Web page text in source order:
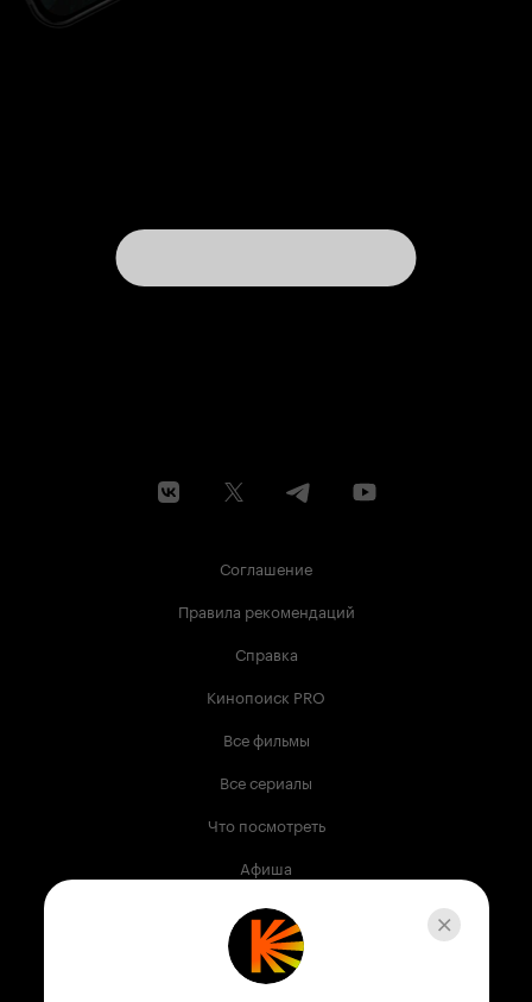
Соглашение
Правила рекомендаций
Справка
Кинопоиск PRO
Все фильмы
Все сериалы
Что посмотреть
Афиша
Музыка
Телепрограмма